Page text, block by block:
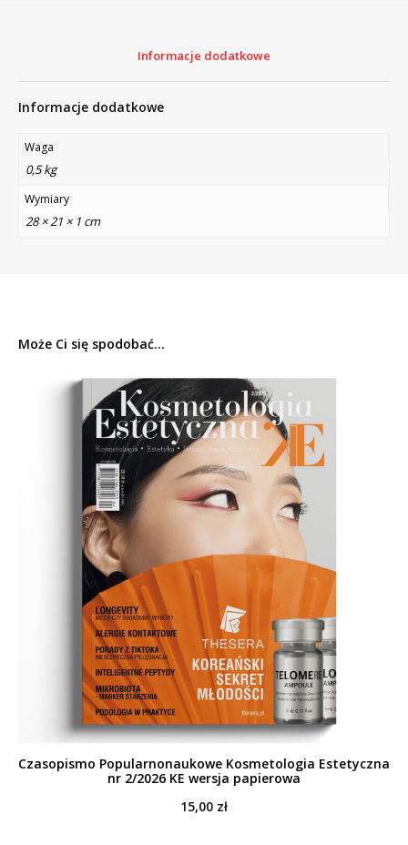
Informacje dodatkowe
Informacje dodatkowe
Waga
0,5 kg
Wymiary
28 × 21 × 1 cm
Może Ci się spodobać...
Czasopismo Popularnonaukowe Kosmetologia Estetyczna
nr 2/2026 KE wersja papierowa
15,00 zł